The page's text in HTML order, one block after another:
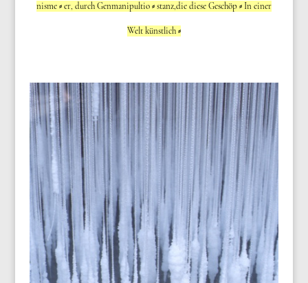
nis­me ⸗ er, durch Gen­ma­ni­pul­tio ⸗ stanz,die die­se Geschöp ⸗ In einer
Welt künst­lich ⸗